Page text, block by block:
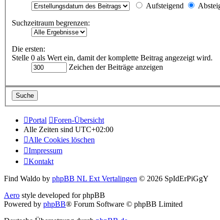
Aufsteigend
Suchzeitraum begrenzen:
Die ersten:
Stelle 0 als Wert ein, damit der komplette Beitrag angezeigt wird.
Zeichen der Beiträge anzeigen
Portal
Foren-Übersicht
Alle Zeiten sind UTC+02:00
Alle Cookies löschen
Impressum
Kontakt
Find Waldo by phpBB NL Ext Vertalingen © 2026 SpIdErPiGgY
Aero style developed for phpBB
Powered by phpBB® Forum Software © phpBB Limited